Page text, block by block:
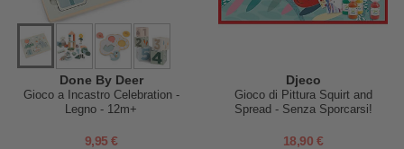
Done By Deer
Gioco a Incastro Celebration -
Legno - 12m+
9,95 €
Djeco
Gioco di Pittura Squirt and
Spread - Senza Sporcarsi!
18,90 €